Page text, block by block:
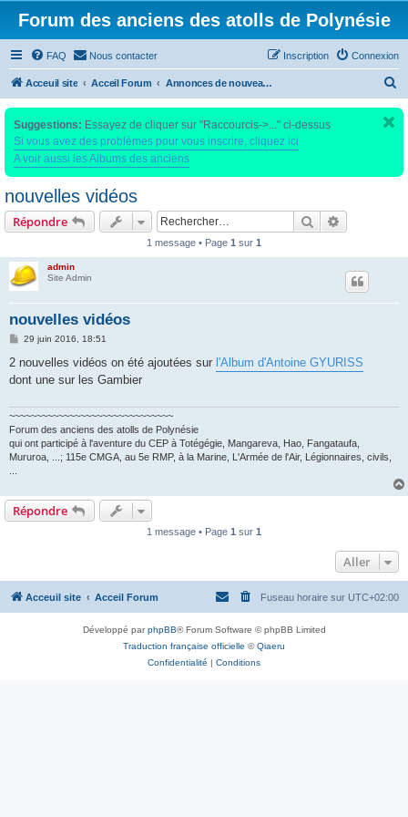
Forum des anciens des atolls de Polynésie
FAQ Nous contacter Connexion
Inscription
Acceuil site Acceil Forum Annonces de nouveaux documents sur ce site, nouvelles photos, commentaires dans les salbums
e
e
Suggestions: Essayez de cliquer sur "Raccourcis->..." ci-dessus
Si vous avez des problèmes pour vous inscrire, cliquez ici
A voir aussi les Albums des anciens
nouvelles vidéos
Répondre Rechercher
1 message • Page 1 sur 1
admin
Site Admin
nouvelles vidéos
M
s
a
29 juin 2016, 18:51
2 nouvelles vidéos on été ajoutées sur l'Album d'Antoine GYURISS
dont une sur les Gambier
~~~~~~~~~~~~~~~~~~~~~~~~~~~~~~
Forum des anciens des atolls de Polynésie
qui ont participé à l'aventure du CEP à Totégégie, Mangareva, Hao, Fangataufa,
Mururoa, ...; 115e CMGA, au 5e RMP, à la Marine, L'Armée de l'Air, Légionnaires, civils,
Répondre
1 message • Page 1 sur 1
Aller
Acceuil site Acceil Forum Fuseau horaire sur UTC+02:00
Développé parphpBB® Forum Software © phpBB Limited
Traduction française officielle ©Qiaeru
Confidentialité | Conditions